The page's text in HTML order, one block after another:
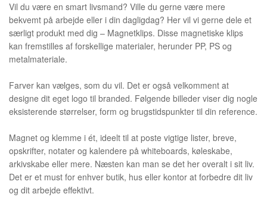
Vil du være en smart livsmand? Ville du gerne være mere
bekvemt på arbejde eller i din dagligdag? Her vil vi gerne dele et
særligt produkt med dig – Magnetklips. Disse magnetiske klips
kan fremstilles af forskellige materialer, herunder PP, PS og
metalmateriale.
Farver kan vælges, som du vil. Det er også velkomment at
designe dit eget logo til branded. Følgende billeder viser dig nogle
eksisterende størrelser, form og brugstidspunkter til din reference.
Magnet og klemme i ét, ideelt til at poste vigtige lister, breve,
opskrifter, notater og kalendere på whiteboards, køleskabe,
arkivskabe eller mere. Næsten kan man se det her overalt i sit liv.
Det er et must for enhver butik, hus eller kontor at forbedre dit liv
og dit arbejde effektivt.